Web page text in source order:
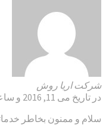
شرکت اریا روش
در تاریخ می 11, 2016 و ساعت 11:49 ق.ظ
سلام و ممنون بخاطر